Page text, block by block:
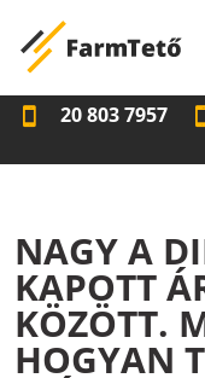
20 803 7957
NAGY A
KAPOTT
KÖZÖTT.
HOGYAN